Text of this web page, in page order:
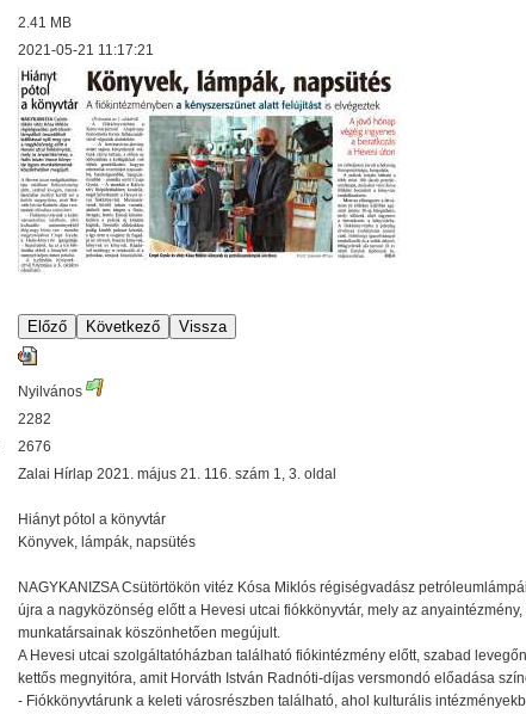
2.41 MB
2021-05-21 11:17:21
Nyilvános
2282
2676
Zalai Hírlap 2021. május 21. 116. szám 1, 3. oldal
Hiányt pótol a könyvtár
Könyvek, lámpák, napsütés
NAGYKANIZSA Csütörtökön vitéz Kósa Miklós régiségvadász
újra a nagyközönség előtt a Hevesi utcai fiókkönyvtár, mely az
munkatársainak köszönhetően megújult.
A Hevesi utcai szolgáltatóházban található fiókintézmény előtt, szabad
kettős megnyitóra, amit Horváth István Radnóti-díjas versmondó előadása
- Fiókkönyvtárunk a keleti városrészben található, ahol kulturális